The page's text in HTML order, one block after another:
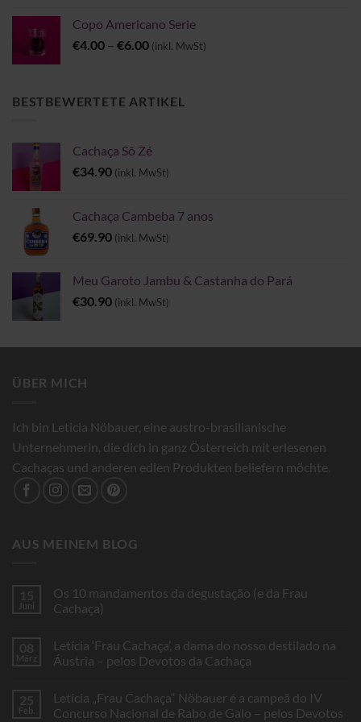
Copo Americano Serie
€4.00 – €6.00Preisspanne:
€6.00
(inkl. MwSt)
BESTBEWERTETE ARTIKEL
Cachaça Sô Zé
€34.90 (inkl. MwSt)
Cachaça Cambeba 7 anos
€69.90 (inkl. MwSt)
Meu Garoto Jambu & Castanha do Pará
€30.90 (inkl. MwSt)
ÜBER MICH
Ich bin Leticia Nöbauer, eine austro-brasilianische
Unternehmerin, die dich in ganz Österreich mit erlesenen
Cachaças und anderen edlen Produkten beliefern möchte.
AUS MEINEM BLOG
15
Juni
Os 10 mandamentos da degustação (e da Frau
Cachaça)
Os
10
degustação
(e
da
08
März
Letícia ‘Frau Cachaça’, a dama do nosso destilado na
Áustria – pelos Devotos da Cachaça
Letícia
‘Frau
25
Feb.
Letícia „Frau Cachaça“ Nöbauer é a campeã do IV
Concurso Nacional de Rabo de Galo – pelos Devotos